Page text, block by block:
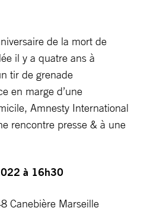
de la mort de
il y a quatre ans à
tir de grenade
en marge d’une
Amnesty International
rencontre presse & à une
à 16h30
Canebière Marseille